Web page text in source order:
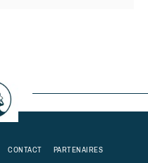
CONTACT
PARTENAIRES